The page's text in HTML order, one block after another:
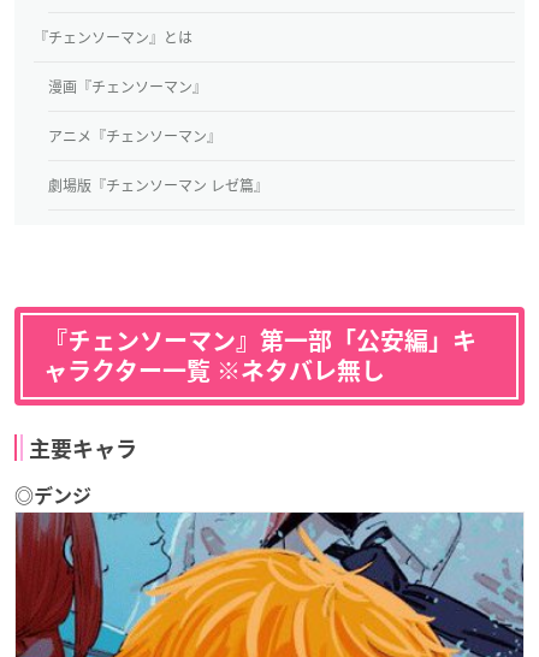
『チェンソーマン』とは
漫画『チェンソーマン』
アニメ『チェンソーマン』
劇場版『チェンソーマン レゼ篇』
『チェンソーマン』第一部「公安編」キ
ャラクター一覧 ※ネタバレ無し
主要キャラ
◎デンジ